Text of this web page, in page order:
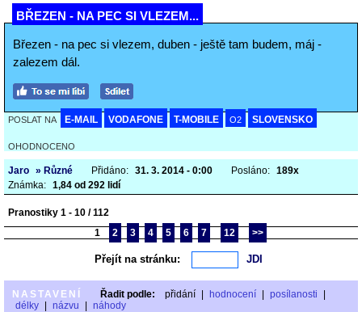
BŘEZEN - NA PEC SI VLEZEM...
Březen - na pec si vlezem, duben - ještě tam budem, máj -
zalezem dál.
POSLAT NA E-MAIL VODAFONE T-MOBILE O2 SLOVENSKO
OHODNOCENO
Jaro » Různé Přidáno: 31. 3. 2014 - 0:00 Posláno: 189x
Známka: 1,84 od 292 lidí
Pranostiky 1 - 10 / 112
1
2 3 4 5 6 7 12 >>
Přejít na stránku:
NASTAVENÍ Řadit podle: přidání hodnocení posílanosti
délky
názvu
náhody